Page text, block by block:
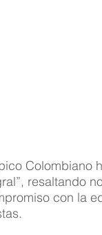
Colombiano
resaltando
con la